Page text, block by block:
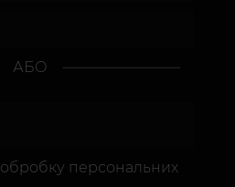
АБО
обробку персональних